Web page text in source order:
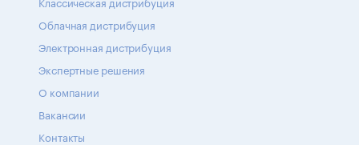
Облачная дистрибуция
Электронная дистрибуция
Экспертные решения
О компании
Вакансии
Контакты